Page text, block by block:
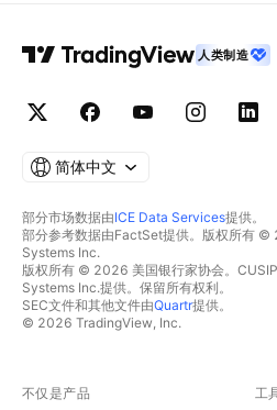
人类制造
简体中文
部分市场数据由ICE Data Services提供。
部分参考数据由FactSet提供。版权所有
Systems Inc.
版权所有 © 2026 美国银行家协会。
Systems Inc.提供。保留所有权利。
SEC文件和其他文件由Quartr提供。
© 2026 TradingView, Inc.
不仅是产品 工